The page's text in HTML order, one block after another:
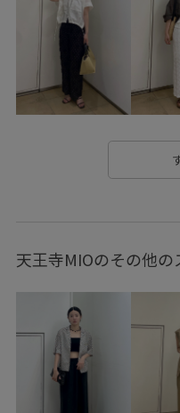
カジュアル カラフル
シャツ
スッキリ ストレスフリー
センターシーム タンク
プルオーバー
ヴィンテージ 上品
合わせやすい 大人カジ
快適なはき心地 抜け感
汗ばむ季節も快適 活躍
天王寺MIOのその他